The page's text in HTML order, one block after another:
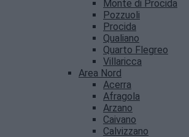
Monte di Procida
Pozzuoli
Procida
Qualiano
Quarto Flegreo
Villaricca
Area Nord
Acerra
Afragola
Arzano
Caivano
Calvizzano